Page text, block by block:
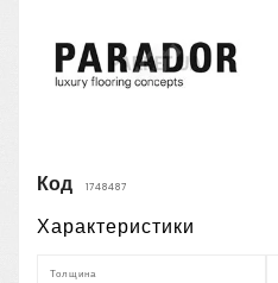
Код 1748487
Характеристики
Толщина